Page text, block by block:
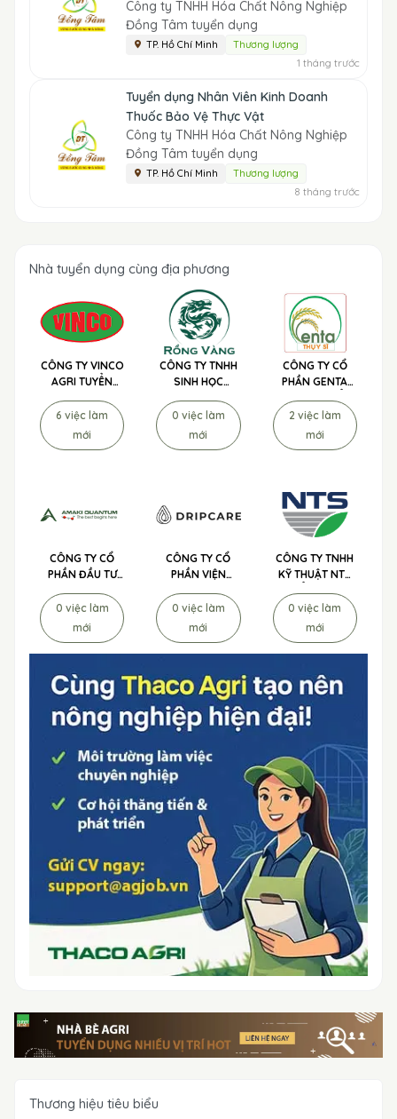
Công ty TNHH Hóa Chất Nông Nghiệp
Đồng Tâm tuyển dụng
TP. Hồ Chí Minh Thương lượng
1 tháng trước
Tuyển dụng Nhân Viên Kinh Doanh
Thuốc Bảo Vệ Thực Vật
Công ty TNHH Hóa Chất Nông Nghiệp
Đồng Tâm tuyển dụng
TP. Hồ Chí Minh Thương lượng
8 tháng trước
Nhà tuyển dụng cùng địa phương
CÔNG TY VINCO
AGRI TUYỂN
DỤNG
6 việc làm
mới
CÔNG TY TNHH
SINH HỌC
NÔNG NGHIỆP
RỒNG VÀNG
TUYỂN DỤNG
0 việc làm
mới
CÔNG TY CỔ
PHẦN GENTA
THỤY SĨ TUYỂN
DỤNG
2 việc làm
mới
CÔNG TY CỔ
PHẦN ĐẦU TƯ
AMAKI
QUANTUM
TUYỂN DỤNG
0 việc làm
mới
CÔNG TY CỔ
PHẦN VIỆN
CHỐNG LÃO
HÓA TẾ BÀO
DRIPCARE
TUYỂN DỤNG
0 việc làm
mới
CÔNG TY TNHH
KỸ THUẬT NTS
TUYỂN DỤNG
0 việc làm
mới
Thương hiệu tiêu biểu